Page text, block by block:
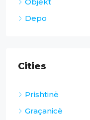
Depo
Cities
Prishtinë
Graçanicë